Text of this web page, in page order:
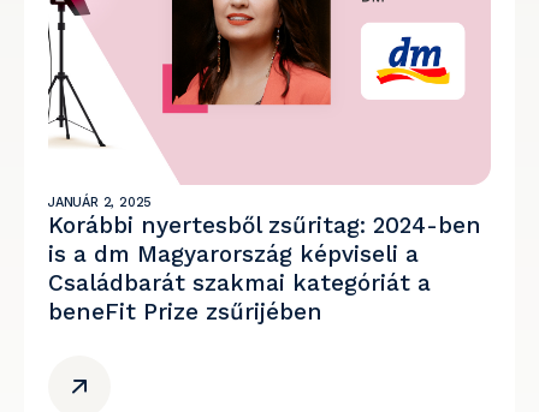
JANUÁR 2, 2025
Korábbi nyertesből zsűritag: 2024-ben
is a dm Magyarország képviseli a
Családbarát szakmai kategóriát a
beneFit Prize zsűrijében